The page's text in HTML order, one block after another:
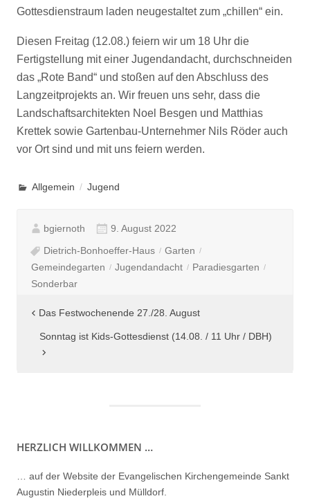
Gottesdienstraum laden neugestaltet zum „chillen“ ein.
Diesen Freitag (12.08.) feiern wir um 18 Uhr die
Fertigstellung mit einer Jugendandacht, durchschneiden
das „Rote Band“ und stoßen auf den Abschluss des
Langzeitprojekts an. Wir freuen uns sehr, dass die
Landschaftsarchitekten Noel Besgen und Matthias
Krettek sowie Gartenbau-Unternehmer Nils Röder auch
vor Ort sind und mit uns feiern werden.
Allgemein Jugend
bgiernoth 9. August 2022
Dietrich-Bonhoeffer-Haus
Garten
Gemeindegarten
Jugendandacht
Paradiesgarten
Sonderbar
Beitragsnavigation
Das Festwochenende 27./28. August
Sonntag ist Kids-Gottesdienst (14.08. / 11 Uhr / DBH)
HERZLICH WILLKOMMEN …
… auf der Website der Evangelischen Kirchengemeinde Sankt
Augustin Niederpleis und Mülldorf.